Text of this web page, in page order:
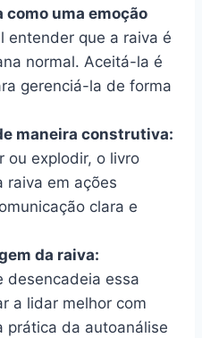
como uma emoção
entender que a raiva é
normal. Aceitá-la é
gerenciá-la de forma
maneira construtiva:
ou explodir, o livro
raiva em ações
clara e
da raiva:
desencadeia essa
a lidar melhor com
prática da autoanálise